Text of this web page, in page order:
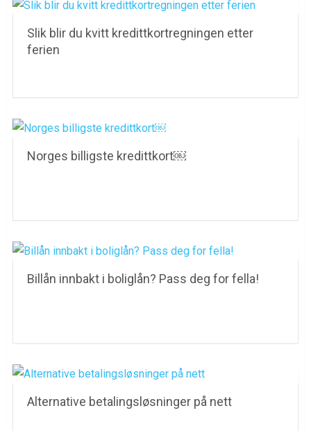
Slik blir du kvitt kredittkortregningen etter
ferien
Norges billigste kredittkort￼
Billån innbakt i boliglån? Pass deg for fella!
Alternative betalingsløsninger på nett